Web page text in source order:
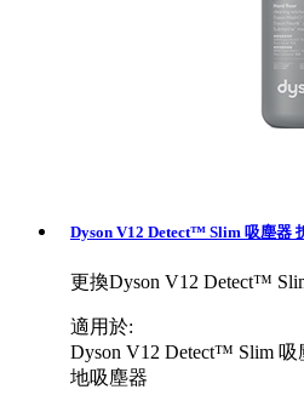
Dyson V12 Detect™ Slim 吸塵器
更換Dyson V12 Detect™
適用於:
Dyson V12 Detect™ Slim
地吸塵器